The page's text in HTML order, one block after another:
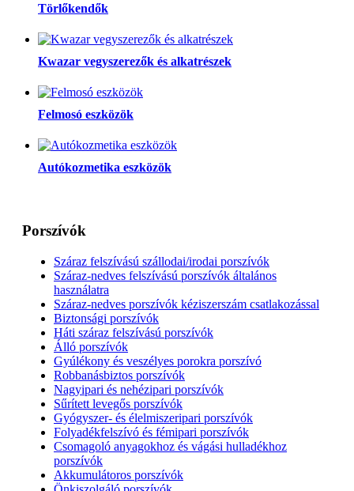
Törlőkendők
Kwazar vegyszerezők és alkatrészek
Felmosó eszközök
Autókozmetika eszközök
Porszívók
Száraz felszívású szállodai/irodai porszívók
Száraz-nedves felszívású porszívók általános
használatra
Száraz-nedves porszívók kéziszerszám csatlakozással
Biztonsági porszívók
Háti száraz felszívású porszívók
Álló porszívók
Gyúlékony és veszélyes porokra porszívó
Robbanásbiztos porszívók
Nagyipari és nehézipari porszívók
Sűrített levegős porszívók
Gyógyszer- és élelmiszeripari porszívók
Folyadékfelszívó és fémipari porszívók
Csomagoló anyagokhoz és vágási hulladékhoz
porszívók
Akkumulátoros porszívók